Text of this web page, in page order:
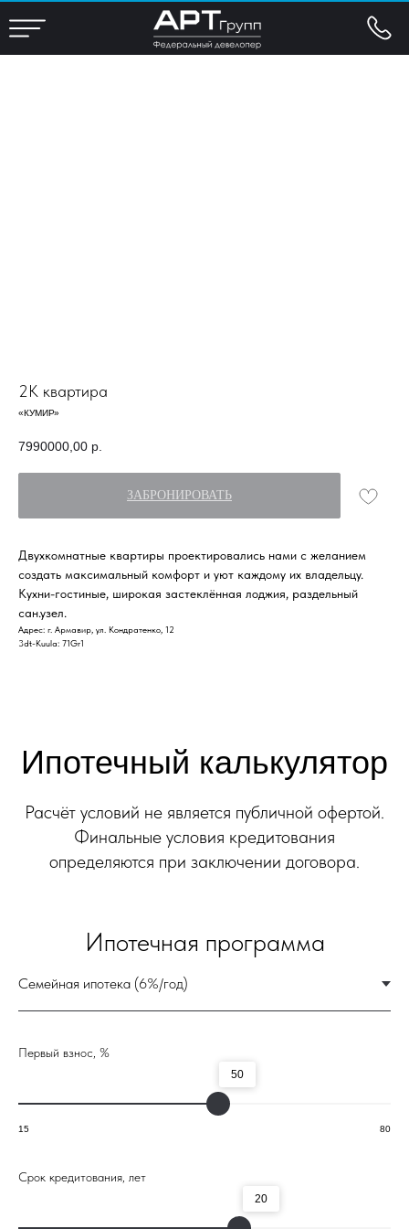
2К квартира
«КУМИР»
7990000,00 р.
ЗАБРОНИРОВАТЬ
Двухкомнатные квартиры проектировались нами с желанием
создать максимальный комфорт и уют каждому их владельцу.
Кухни-гостиные, широкая застеклённая лоджия, раздельный
сан.узел.
Адрес: г. Армавир, ул. Кондратенко, 12
3dt-Kuula: 71Gr1
Ипотечный калькулятор
Расчёт условий не является публичной офертой.
Финальные условия кредитования
определяются при заключении договора.
Первый взнос, %
50
15 80
Срок кредитования, лет
20